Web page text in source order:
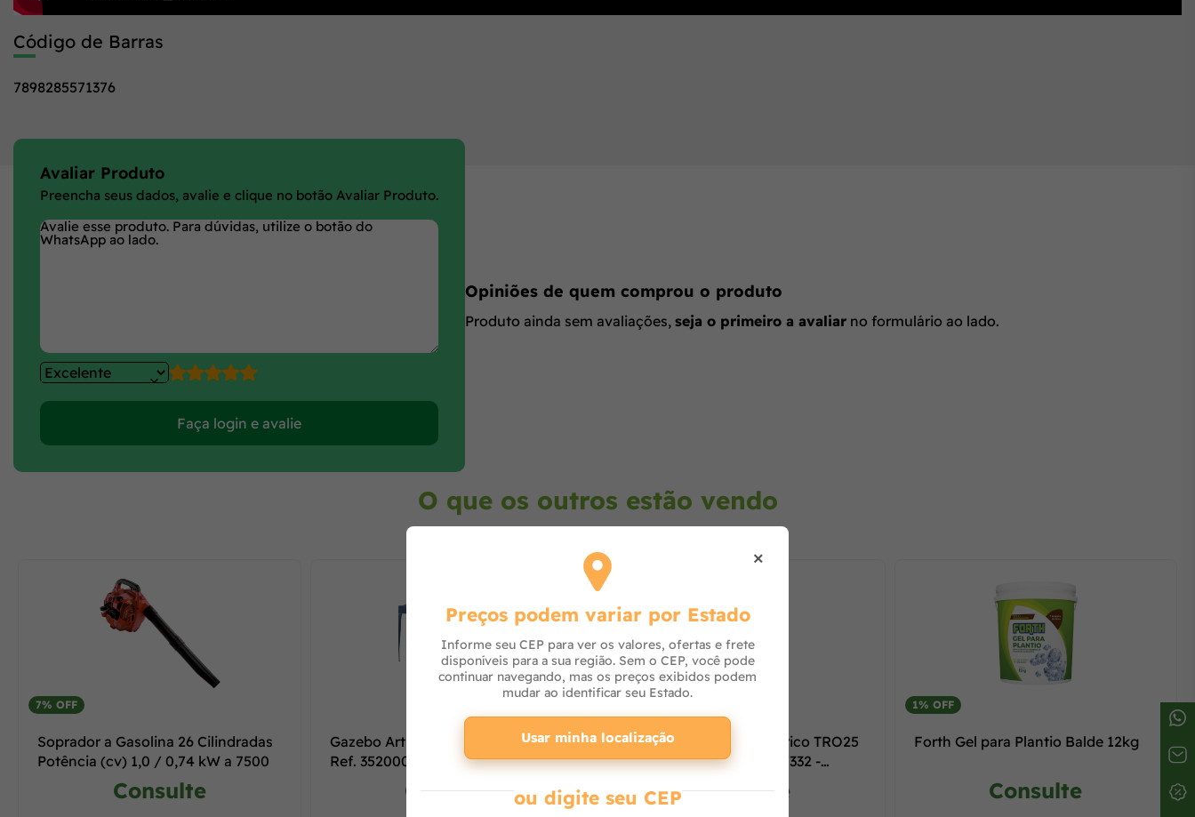
Código de Barras
7898285571376
Avaliar Produto
Preencha seus dados, avalie e clique no botão Avaliar Produto.
Faça login e avalie
Opiniões de quem comprou o produto
Produto ainda sem avaliações, seja o primeiro a avaliar no formulário ao lado.
O que os outros estão vendo
7% OFF
Soprador a Gasolina 26 Cilindradas
Potência (cv) 1,0 / 0,74 kW a 7500
Consulte
Gazebo Articulado Trixx Nautika
Ref. 352000
Consulte
Triturador Orgânico Elétrico TRO25
Motor 2 hp Bivolt 79868/332 -
Consulte
1% OFF
Forth Gel para Plantio Balde 12kg
Consulte
×
Preços podem variar por Estado
Informe seu CEP para ver os valores, ofertas e frete
disponíveis para a sua região. Sem o CEP, você pode
continuar navegando, mas os preços exibidos podem
mudar ao identificar seu Estado.
Usar minha localização
ou digite seu CEP